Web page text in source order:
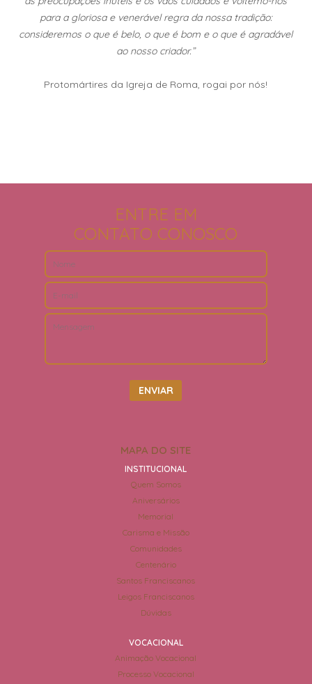
para a gloriosa e venerável regra da nossa tradição:
consideremos o que é belo, o que é bom e o que é agradável
ao nosso criador.”
Protomártires da Igreja de Roma, rogai por nós!
ENTRE EM
CONTATO CONOSCO
MAPA DO SITE
INSTITUCIONAL
Quem Somos
Aniversários
Memorial
Carisma e Missão
Comunidades
Centenário
Santos Franciscanos
Leigos Franciscanos
Dúvidas
VOCACIONAL
Animação Vocacional
Processo Vocacional